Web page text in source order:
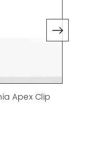
Apex Clip